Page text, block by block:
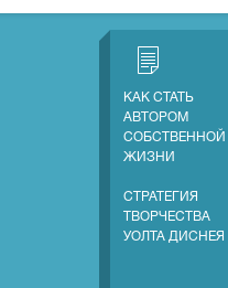
КАК СТАТЬ
АВТОРОМ
СОБСТВЕННОЙ
ЖИЗНИ
СТРАТЕГИЯ
ТВОРЧЕСТВА
УОЛТА ДИСНЕЯ